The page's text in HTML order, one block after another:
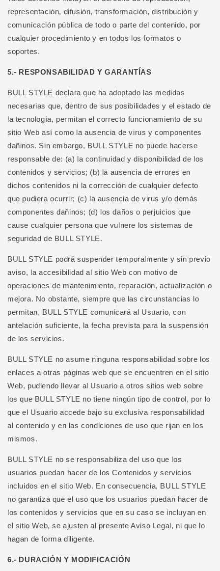
representación, difusión, transformación, distribución y
comunicación pública de todo o parte del contenido, por
cualquier procedimiento y en todos los formatos o
soportes.
5.- RESPONSABILIDAD Y GARANTÍAS
BULL STYLE declara que ha adoptado las medidas
necesarias que, dentro de sus posibilidades y el estado de
la tecnología, permitan el correcto funcionamiento de su
sitio Web así como la ausencia de virus y componentes
dañinos. Sin embargo, BULL STYLE no puede hacerse
responsable de: (a) la continuidad y disponibilidad de los
contenidos y servicios; (b) la ausencia de errores en
dichos contenidos ni la corrección de cualquier defecto
que pudiera ocurrir; (c) la ausencia de virus y/o demás
componentes dañinos; (d) los daños o perjuicios que
cause cualquier persona que vulnere los sistemas de
seguridad de BULL STYLE.
BULL STYLE podrá suspender temporalmente y sin previo
aviso, la accesibilidad al sitio Web con motivo de
operaciones de mantenimiento, reparación, actualización o
mejora. No obstante, siempre que las circunstancias lo
permitan, BULL STYLE comunicará al Usuario, con
antelación suficiente, la fecha prevista para la suspensión
de los servicios.
BULL STYLE no asume ninguna responsabilidad sobre los
enlaces a otras páginas web que se encuentren en el sitio
Web, pudiendo llevar al Usuario a otros sitios web sobre
los que BULL STYLE no tiene ningún tipo de control, por lo
que el Usuario accede bajo su exclusiva responsabilidad
al contenido y en las condiciones de uso que rijan en los
mismos.
BULL STYLE no se responsabiliza del uso que los
usuarios puedan hacer de los Contenidos y servicios
incluidos en el sitio Web. En consecuencia, BULL STYLE
no garantiza que el uso que los usuarios puedan hacer de
los contenidos y servicios que en su caso se incluyan en
el sitio Web, se ajusten al presente Aviso Legal, ni que lo
hagan de forma diligente.
6.- DURACIÓN Y MODIFICACIÓN